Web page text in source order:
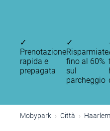
✓
Prenotazione
rapida e
prepagata
✓
Risparmiate
fino al 60%
sul
parcheggio
Mobypark Città Haarlem